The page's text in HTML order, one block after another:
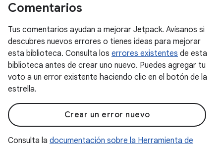
Comentarios
Tus comentarios ayudan a mejorar Jetpack. Avísanos si
descubres nuevos errores o tienes ideas para mejorar
esta biblioteca. Consulta los errores existentes de esta
biblioteca antes de crear uno nuevo. Puedes agregar tu
voto a un error existente haciendo clic en el botón de la
estrella.
Crear un error nuevo
Consulta la documentación sobre la Herramienta de